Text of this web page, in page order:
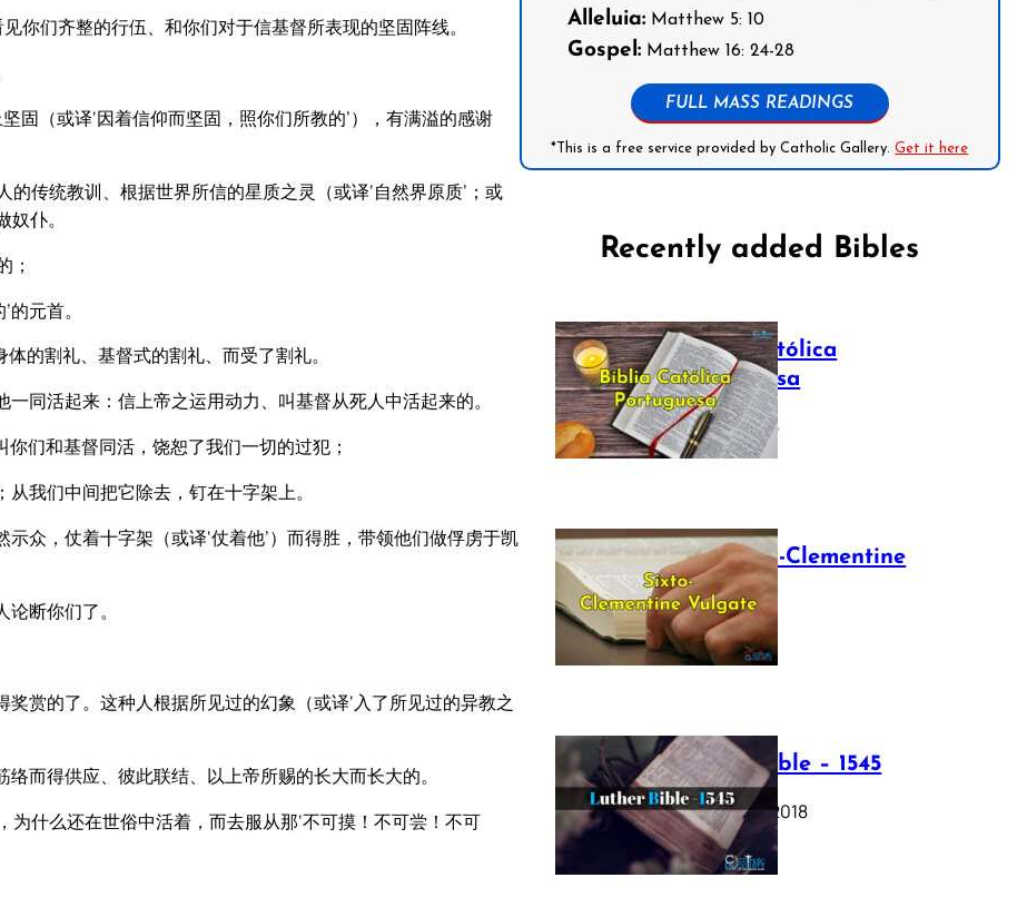
你们齐整的行伍、和你们对于信基督所表现的坚固阵线。
固（或译‘因着信仰而坚固，照你们所教的’），有满溢的感谢
传统教训、根据世界所信的星质之灵（或译‘自然界原质’；或
仆。
；
元首。
的割礼、基督式的割礼、而受了割礼。
同活起来：信上帝之运用动力、叫基督从死人中活起来的。
们和基督同活，饶恕了我们一切的过犯；
我们中间把它除去，钉在十字架上。
示众，仗着十字架（或译‘仗着他’）而得胜，带领他们做俘虏于凯
断你们了。
赏的了。这种人根据所见过的幻象（或译‘入了所见过的异教之
而得供应、彼此联结、以上帝所赐的长大而长大的。
什么还在世俗中活着，而去服从那‘不可摸！不可尝！不可
Alleluia:Matthew 5: 10
Gospel:Matthew 16: 24-28
FULL MASS READINGS
*This is a free service provided by Catholic Gallery.Get it here
Recently added Bibles
Bíblia Católica
Portuguesa
July 16, 2025
The Sixto-Clementine
Vulgate
July 12, 2025
Luther Bible – 1545
October 17, 2018